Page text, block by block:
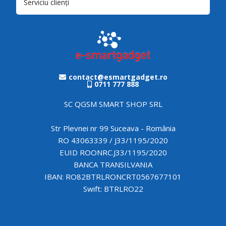
Serviciu clienți
contact@esmartgadget.ro
0711 777 888
SC QGSM SMART SHOP SRL
Str Plevnei nr 99 Suceava - România
RO 43063339 / J33/1195/2020
EUID ROONRC.J33/1195/2020
BANCA TRANSILVANIA
IBAN: RO82BTRLRONCRT0567677101
Swift: BTRLRO22